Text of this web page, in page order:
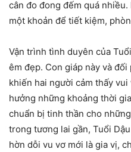
cân đo đong đếm quá
một khoản để tiết kiệm,
Vận trình tình duyên của
êm đẹp. Con giáp này và
khiến hai người cảm thấy
hưởng những khoảng thời
chuẩn bị tinh thần cho
trong tương lai gần, Tuổi
hờn dỗi vu vơ mới là gia vị,